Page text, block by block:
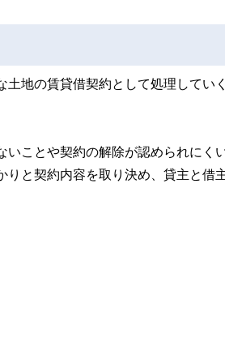
地の賃貸借契約として処理してい
ことや契約の解除が認められにく
りと契約内容を取り決め、貸主と借